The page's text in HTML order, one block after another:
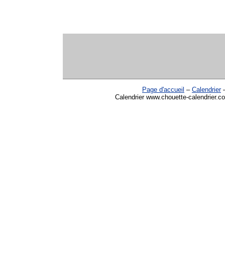
Page d'accueil – Calendrier
Calendrier www.chouette-